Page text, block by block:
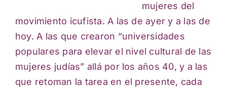
mujeres del
movimiento icufista. A las de ayer y a las de
hoy. A las que crearon “universidades
populares para elevar el nivel cultural de las
mujeres judías” allá por los años 40, y a las
que retoman la tarea en el presente, cada